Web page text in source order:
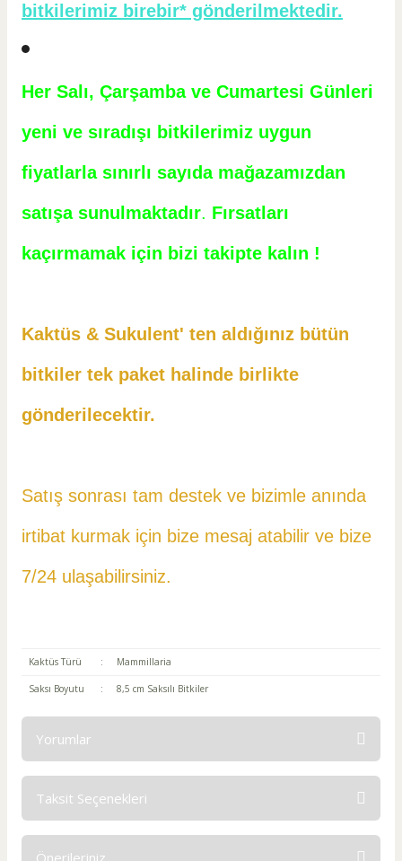
bitkilerimiz birebir* gönderilmektedir.
Her Salı, Çarşamba ve Cumartesi Günleri
yeni ve sıradışı bitkilerimiz uygun
fiyatlarla sınırlı sayıda mağazamızdan
satışa sunulmaktadır. Fırsatları
kaçırmamak için bizi takipte kalın !
Kaktüs & Sukulent' ten aldığınız bütün
bitkiler tek paket halinde birlikte
gönderilecektir.
Satış sonrası tam destek ve bizimle anında
irtibat kurmak için bize mesaj atabilir ve bize
7/24 ulaşabilirsiniz.
Kaktüs Türü : Mammillaria
Saksı Boyutu : 8,5 cm Saksılı Bitkiler
Yorumlar
Taksit Seçenekleri
Önerileriniz